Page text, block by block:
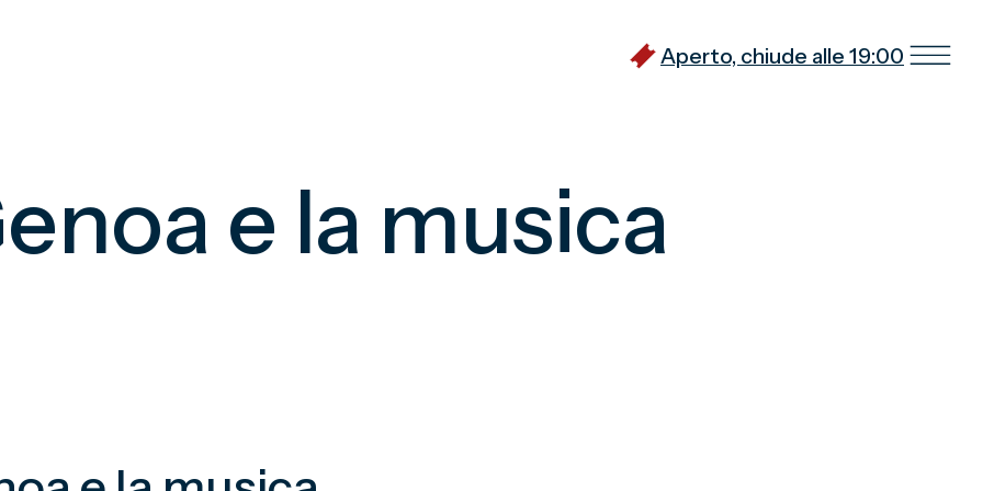
Aperto, chiude alle 19:00
e la musica